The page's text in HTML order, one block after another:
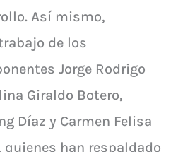
Así mismo,
de los
Jorge Rodrigo
Giraldo Botero,
Díaz y Carmen Felisa
quienes han respaldado